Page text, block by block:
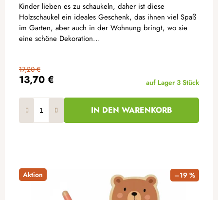
13,70 €
17,20 €
auf Lager 3 Stück
IN DEN WARENKORB
Kinder lieben es zu schaukeln, daher ist diese
Holzschaukel ein ideales Geschenk, das ihnen viel Spaß
im Garten, aber auch in der Wohnung bringt, wo sie
eine schöne Dekoration...
Aktion –19 %